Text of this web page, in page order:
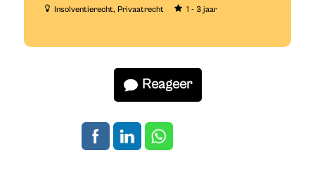
Insolventierecht Privaatrecht 1 - 3 jaar
Reageer